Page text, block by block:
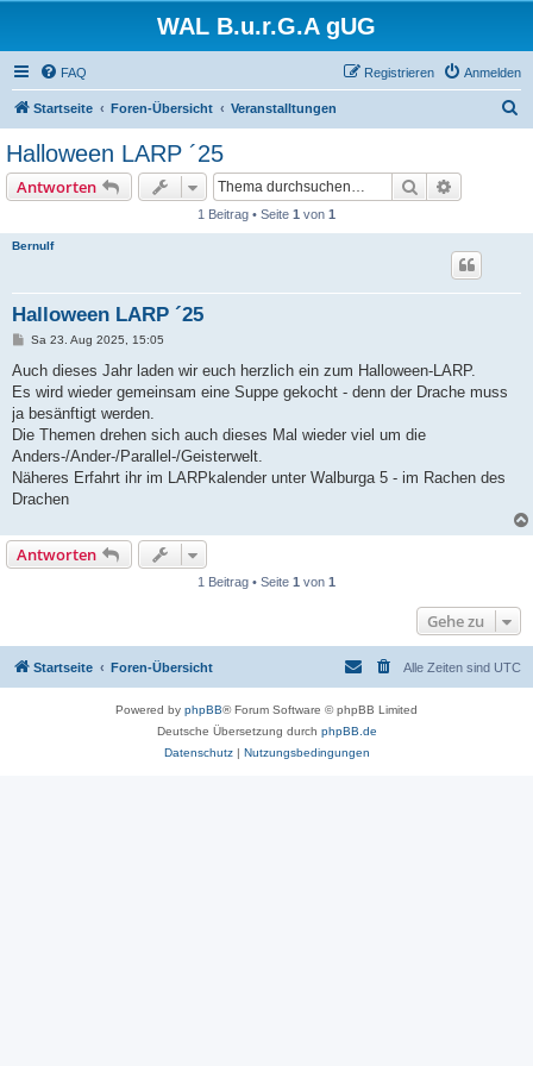
WAL B.u.r.G.A gUG
FAQ Anmelden
Registrieren
Startseite Foren-Übersicht Veranstalltungen
Halloween LARP ´25
Antworten Suche
1 Beitrag • Seite 1 von 1
Bernulf
Halloween LARP ´25
B
r
a
Sa 23. Aug 2025, 15:05
Auch dieses Jahr laden wir euch herzlich ein zum Halloween-LARP.
Es wird wieder gemeinsam eine Suppe gekocht - denn der Drache muss
ja besänftigt werden.
Die Themen drehen sich auch dieses Mal wieder viel um die
Anders-/Ander-/Parallel-/Geisterwelt.
Näheres Erfahrt ihr im LARPkalender unter Walburga 5 - im Rachen des
Drachen
Antworten
1 Beitrag • Seite 1 von 1
Gehe zu
Startseite Foren-Übersicht Alle Zeiten sind UTC
Powered by phpBB® Forum Software © phpBB Limited
Deutsche Übersetzung durch phpBB.de
Datenschutz| Nutzungsbedingungen